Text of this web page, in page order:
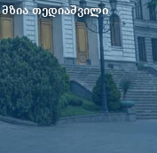
მზია თედიაშვილი